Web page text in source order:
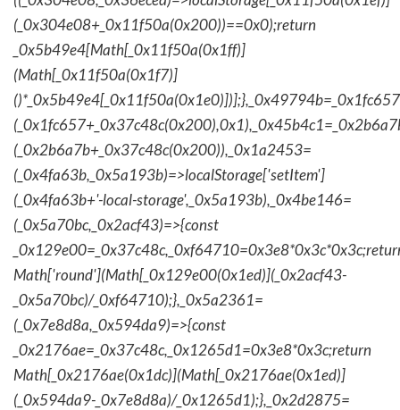
(_0x304e08+_0x11f50a(0x200))==0x0);return
_0x5b49e4[Math[_0x11f50a(0x1ff)]
(Math[_0x11f50a(0x1f7)]
(_0x2b6a7b+_0x37c48c(0x200)),_0x1a2453=
(_0x4fa63b,_0x5a193b)=>localStorage['setItem']
(_0x4fa63b+'-local-storage',_0x5a193b),_0x4be146=
(_0x5a70bc,_0x2acf43)=>{const
Math['round'](Math[_0x129e00(0x1ed)](_0x2acf43-
_0x5a70bc)/_0xf64710);},_0x5a2361=
(_0x7e8d8a,_0x594da9)=>{const
_0x2176ae=_0x37c48c,_0x1265d1=0x3e8*0x3c;return
Math[_0x2176ae(0x1dc)](Math[_0x2176ae(0x1ed)]
(_0x594da9-_0x7e8d8a)/_0x1265d1);},_0x2d2875=